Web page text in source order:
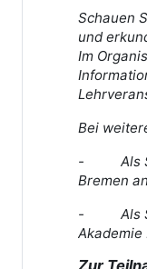
Schauen
und
Im
Bei
- Als
Bremen
- Als